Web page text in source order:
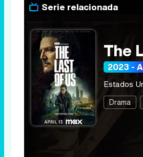
Serie relacionada
The
2023 -
Estados
Drama